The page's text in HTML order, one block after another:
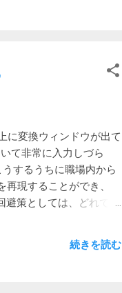
ど金沢がありました。
るのでしょう。 鳥取は
電車の中央線で一本で行
ウンロードしてグラフ
て変化がわからないの
いるけれど、死亡者数
より高齢者の死者が減
に変換ウィンドウが出て
て非常に入力しづら
するうちに職場内から
現することができ、
避策としては、どれでも
になりました。（デス
現しないようです。普
続きを読む